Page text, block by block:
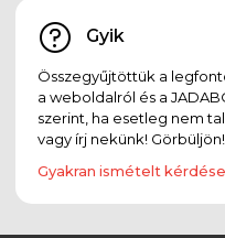
Gyik
Összegyűjtöttük a
a weboldalról és a
szerint, ha esetleg nem
vagy írj nekünk! Görbüljön!
Gyakran ismételt